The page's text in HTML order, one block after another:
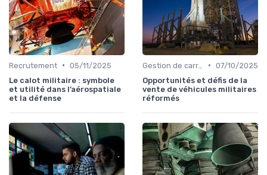
Recrutement • 05/11/2025
Le calot militaire : symbole
et utilité dans l’aérospatiale
et la défense
• 07/10/2025
Opportunités et défis de la
vente de véhicules militaires
réformés